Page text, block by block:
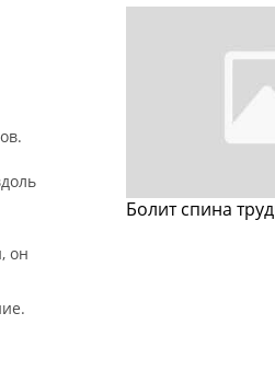
он
Болит спина